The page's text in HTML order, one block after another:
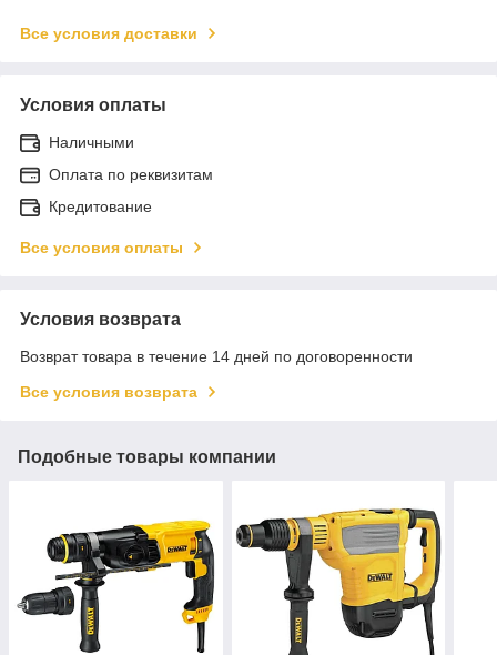
Все условия доставки
Условия оплаты
Наличными
Оплата по реквизитам
Кредитование
Все условия оплаты
Условия возврата
Возврат товара в течение 14 дней по договоренности
Все условия возврата
Подобные товары компании